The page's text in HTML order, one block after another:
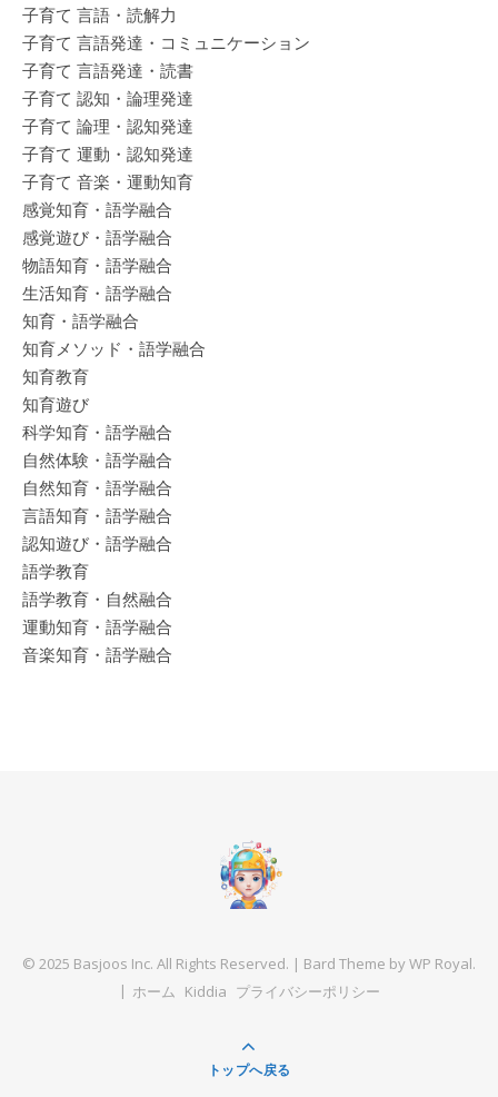
子育て 言語・読解力
子育て 言語発達・コミュニケーション
子育て 言語発達・読書
子育て 認知・論理発達
子育て 論理・認知発達
子育て 運動・認知発達
子育て 音楽・運動知育
感覚知育・語学融合
感覚遊び・語学融合
物語知育・語学融合
生活知育・語学融合
知育・語学融合
知育メソッド・語学融合
知育教育
知育遊び
科学知育・語学融合
自然体験・語学融合
自然知育・語学融合
言語知育・語学融合
認知遊び・語学融合
語学教育
語学教育・自然融合
運動知育・語学融合
音楽知育・語学融合
© 2025 Basjoos Inc. All Rights Reserved. | Bard Theme byWP Royal.
ホーム Kiddia プライバシーポリシー
トップへ戻る